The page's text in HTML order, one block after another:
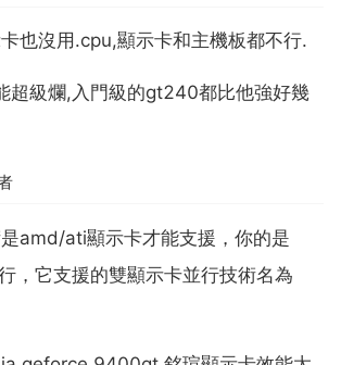
也沒用.cpu,顯示卡和主機板都不行.
超級爛,入門級的gt240都比他強好幾
amd/ati顯示卡才能支援，你的是
，它支援的雙顯示卡並行技術名為